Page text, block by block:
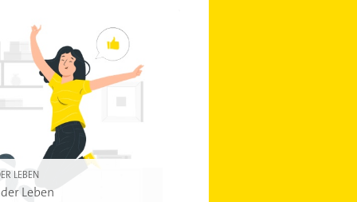
LEBEN
Leben